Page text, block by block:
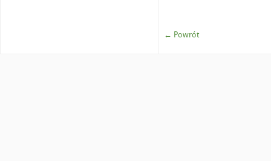
← Powrót